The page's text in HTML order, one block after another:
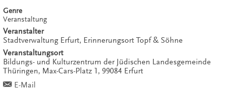
Genre
Veranstaltung
Veranstalter
Stadtverwaltung Erfurt, Erinnerungsort Topf & Söhne
Veranstaltungsort
Bildungs- und Kulturzentrum der Jüdischen Landesgemeinde
Thüringen, Max-Cars-Platz 1, 99084 Erfurt
E-Mail